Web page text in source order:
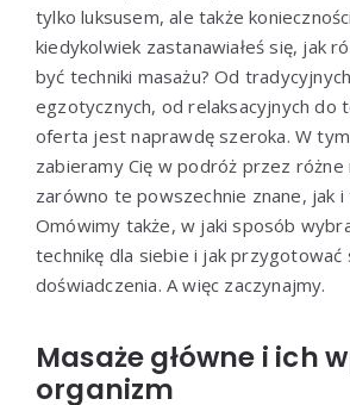
tylko luksusem, ale także
kiedykolwiek zastanawiałeś się, jak
być techniki masażu? Od
egzotycznych, od relaksacyjnych do
oferta jest naprawdę szeroka. W
zabieramy Cię w podróż przez
zarówno te powszechnie znane, jak
Omówimy także, w jaki sposób
technikę dla siebie i jak przygotować
doświadczenia. A więc zaczynajmy.
Masaże główne i ich
organizm